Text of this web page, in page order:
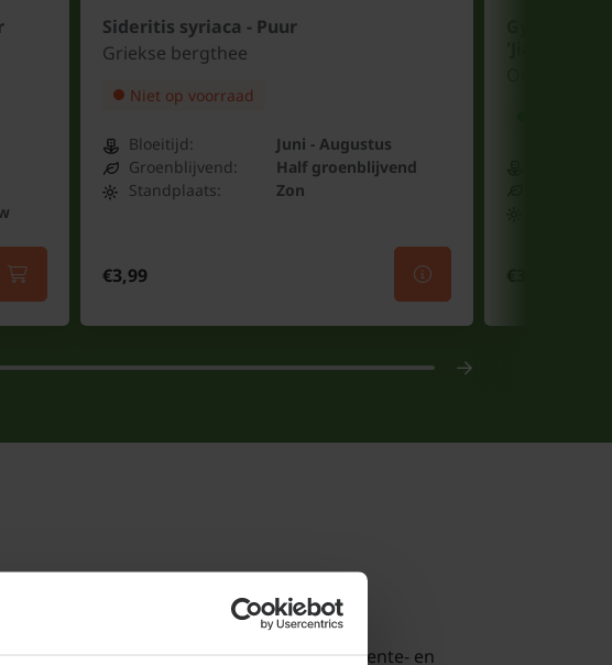
Sideritis syriaca - Puur
Griekse bergthee
Niet op voorraad
Bloeitijd:
Juni - Augustus
Groenblijvend:
Half groenblijvend
Standplaats:
Zon
€3,99
steeds groter gedeelte van de totale groente- en